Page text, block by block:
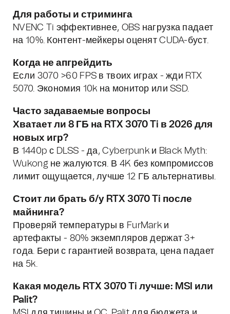
Для работы и стриминга
NVENC Ti эффективнее, OBS нагрузка падает
на 10%. Контент-мейкеры оценят CUDA-буст.
Когда не апгрейдить
Если 3070 >60 FPS в твоих играх - жди RTX
5070. Экономия 10k на монитор или SSD.
Часто задаваемые вопросы
Хватает ли 8 ГБ на RTX 3070 Ti в 2026 для
новых игр?
В 1440p с DLSS - да, Cyberpunk и Black Myth:
Wukong не жалуются. В 4K без компромиссов
лимит ощущается, лучше 12 ГБ альтернативы.
Стоит ли брать б/у RTX 3070 Ti после
майнинга?
Проверяй температуры в FurMark и
артефакты - 80% экземпляров держат 3+
года. Бери с гарантией возврата, цена падает
на 5k.
Какая модель RTX 3070 Ti лучше: MSI или
Palit?